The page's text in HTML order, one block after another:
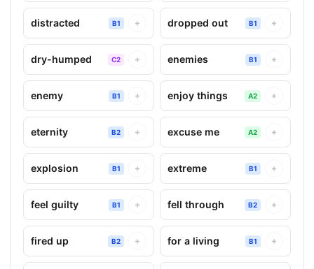
distracted B1 + dropped out B1 +
dry-humped C2 + enemies B1 +
enemy B1 + enjoy things A2 +
eternity B2 + excuse me A2 +
explosion B1 + extreme B1 +
feel guilty B1 + fell through B2 +
fired up B2 + for a living B1 +